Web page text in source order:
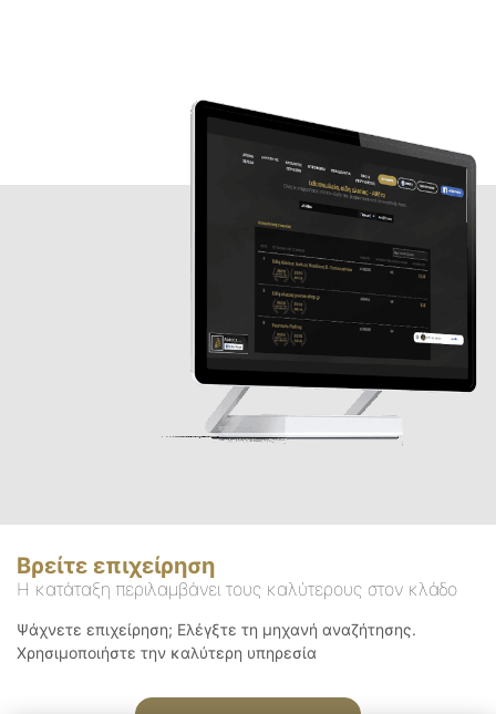
Βρείτε επιχείρηση
Η κατάταξη περιλαμβάνει τους καλύτερους στον κλάδο
Ψάχνετε επιχείρηση; Ελέγξτε τη μηχανή αναζήτησης.
Χρησιμοποιήστε την καλύτερη υπηρεσία